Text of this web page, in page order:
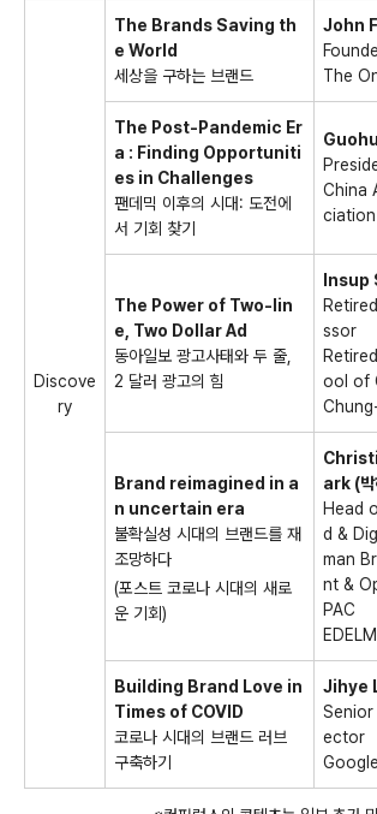
Discove
ry
The Brands Saving th
e World
세상을 구하는 브랜드
John
The
The Post-Pandemic Er
a : Finding Opportuniti
es in Challenges
팬데믹 이후의 시대: 도전에
서 기회 찾기
China
ciation
The Power of Two-lin
e, Two Dollar Ad
동아일보 광고사태와 두 줄
2 달러 광고의 힘
Insup
ssor
ool of
Brand reimagined in a
n uncertain era
불확실성 시대의 브랜드를 재
조망하다
(포스트 코로나 시대의 새로
운 기회)
ark (
Head
d &
man
nt &
PAC
Building Brand Love in
Times of COVID
코로나 시대의 브랜드 러브
구축하기
Jihye
ector
Google